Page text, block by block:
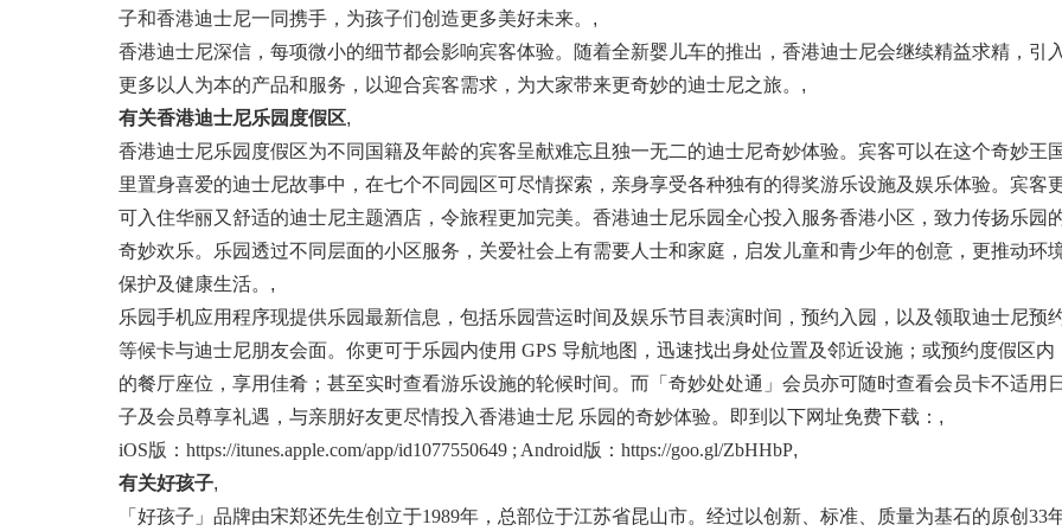
子和香港迪士尼一同携手，为孩子们创造更多美好未来。 ,
香港迪士尼深信，每项微小的细节都会影响宾客体验。随着全新婴儿车的推出，香港迪士尼会继续精益求精，引入
更多以人为本的产品和服务，以迎合宾客需求，为大家带来更奇妙的迪士尼之旅。 ,
有关香港迪士尼乐园度假区,
香港迪士尼乐园度假区为不同国籍及年龄的宾客呈献难忘且独一无二的迪士尼奇妙体验。宾客可以在这个奇妙王国
里置身喜爱的迪士尼故事中，在七个不同园区可尽情探索，亲身享受各种独有的得奖游乐设施及娱乐体验。宾客
可入住华丽又舒适的迪士尼主题酒店，令旅程更加完美。香港迪士尼乐园全心投入服务香港小区，致力传扬乐园
奇妙欢乐。乐园透过不同层面的小区服务，关爱社会上有需要人士和家庭，启发儿童和青少年的创意，更推动环
保护及健康生活。 ,
乐园手机应用程序现提供乐园最新信息，包括乐园营运时间及娱乐节目表演时间，预约入园，以及领取迪士尼预
等候卡与迪士尼朋友会面。你更可于乐园内使用 GPS 导航地图，迅速找出身处位置及邻近设施；或预约度假区内
的餐厅座位，享用佳肴；甚至实时查看游乐设施的轮候时间。而「奇妙处处通」会员亦可随时查看会员卡不适用日
子及会员尊享礼遇，与亲朋好友更尽情投入香港迪士尼 乐园的奇妙体验。即到以下网址免费下载： ,
iOS版：https://itunes.apple.com/app/id1077550649 ; Android版：https://goo.gl/ZbHHbP,
有关好孩子,
「好孩子」品牌由宋郑还先生创立于1989年，总部位于江苏省昆山市。经过以创新、标准、质量为基石的原创33